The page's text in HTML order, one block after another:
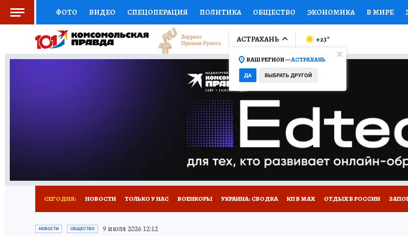
ФОТО ВИДЕО СПЕЦОПЕРАЦИЯ ПОЛИТИКА ОБЩЕСТВО ЭКОНОМИКА В МИРЕ
СОЦПОДДЕРЖКА НАУКА СПОРТ КОЛУМНИСТЫ ПРОИСШЕСТВИЯ
ВЫБОР ЭКСПЕРТОВ ДОКТОР ФИНАНСЫ ОТКРЫВАЕМ МИР Я ЗНАЮ СЕМЬЯ
ПРОГНОЗЫ НА СПОРТ ПРОМОКОДЫ СЕРИАЛЫ
ТЕЛЕВИЗОР КОЛЛЕКЦИИ КОНКУРСЫ
НОВОЕ НА САЙТЕ
АСТРАХАНЬ
ВАШ РЕГИОН —АСТРАХАНЬ
ДА ВЫБРАТЬ ДРУГОЙ
+23°
СЕГОДНЯ: НОВОСТИ ТОЛЬКО У НАС ВОЕНКОРЫ УКРАИНА: СВОДКА КП В МАХ ОТДЫХ В РОССИИ
ИСПЫТАНО НА СЕБЕ
НОВОСТИ ОБЩЕСТВО 9 июля 2026 12:12